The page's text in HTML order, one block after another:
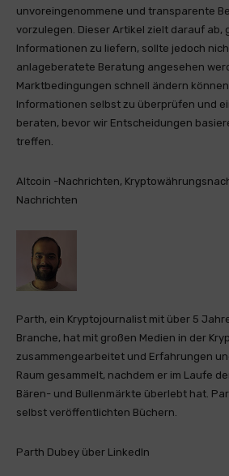
unvoreingenommene und transparente
vorzulegen. Dieser Artikel zielt darauf ab,
Informationen zu liefern, sollte jedoch
anlageberatete Beratung angesehen
Marktbedingungen schnell ändern
Informationen selbst zu überprüfen und
beraten, bevor wir Entscheidungen
treffen.
Altcoin -Nachrichten,
Nachrichten
Parth, ein Kryptojournalist mit über 5
Branche, hat mit großen Medien in der
zusammengearbeitet und Erfahrungen
Raum gesammelt, nachdem er im Laufe
Bären- und Bullenmärkte überlebt hat.
selbst veröffentlichten Büchern.
Parth Dubey über LinkedIn